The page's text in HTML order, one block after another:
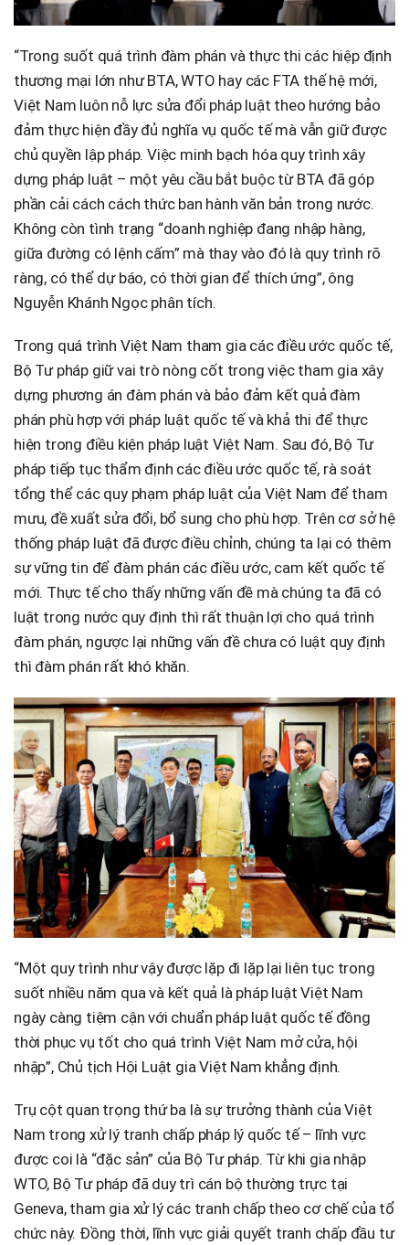
“Trong suốt quá trình đàm phán và thực thi các hiệp định
thương mại lớn như BTA, WTO hay các FTA thế hệ mới,
Việt Nam luôn nỗ lực sửa đổi pháp luật theo hướng bảo
đảm thực hiện đầy đủ nghĩa vụ quốc tế mà vẫn giữ được
chủ quyền lập pháp. Việc minh bạch hóa quy trình xây
dựng pháp luật – một yêu cầu bắt buộc từ BTA đã góp
phần cải cách cách thức ban hành văn bản trong nước.
Không còn tình trạng “doanh nghiệp đang nhập hàng,
giữa đường có lệnh cấm” mà thay vào đó là quy trình rõ
ràng, có thể dự báo, có thời gian để thích ứng”, ông
Nguyễn Khánh Ngọc phân tích.
Trong quá trình Việt Nam tham gia các điều ước quốc tế,
Bộ Tư pháp giữ vai trò nòng cốt trong việc tham gia xây
dựng phương án đàm phán và bảo đảm kết quả đàm
phán phù hợp với pháp luật quốc tế và khả thi để thực
hiện trong điều kiện pháp luật Việt Nam. Sau đó, Bộ Tư
pháp tiếp tục thẩm định các điều ước quốc tế, rà soát
tổng thể các quy phạm pháp luật của Việt Nam để tham
mưu, đề xuất sửa đổi, bổ sung cho phù hợp. Trên cơ sở hệ
thống pháp luật đã được điều chỉnh, chúng ta lại có thêm
sự vững tin để đàm phán các điều ước, cam kết quốc tế
mới. Thực tế cho thấy những vấn đề mà chúng ta đã có
luật trong nước quy định thì rất thuận lợi cho quá trình
đàm phán, ngược lại những vấn đề chưa có luật quy định
thì đàm phán rất khó khăn.
“Một quy trình như vậy được lặp đi lặp lại liên tục trong
suốt nhiều năm qua và kết quả là pháp luật Việt Nam
ngày càng tiệm cận với chuẩn pháp luật quốc tế đồng
thời phục vụ tốt cho quá trình Việt Nam mở cửa, hội
nhập”, Chủ tịch Hội Luật gia Việt Nam khẳng định.
Trụ cột quan trọng thứ ba là sự trưởng thành của Việt
Nam trong xử lý tranh chấp pháp lý quốc tế – lĩnh vực
được coi là “đặc sản” của Bộ Tư pháp. Từ khi gia nhập
WTO, Bộ Tư pháp đã duy trì cán bộ thường trực tại
Geneva, tham gia xử lý các tranh chấp theo cơ chế của tổ
chức này. Đồng thời, lĩnh vực giải quyết tranh chấp đầu tư